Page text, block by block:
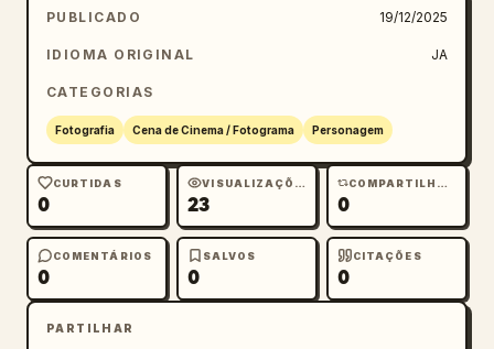
PUBLICADO 19/12/2025
IDIOMA ORIGINAL JA
CATEGORIAS
Fotografia Cena de Cinema / Fotograma Personagem
CURTIDAS
0
VISUALIZAÇÕES
23
COMPARTILHAMENTOS
0
COMENTÁRIOS
0
SALVOS
0
CITAÇÕES
0
PARTILHAR